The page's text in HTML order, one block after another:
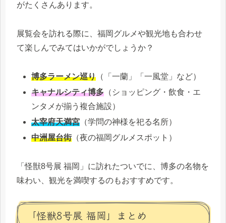
がたくさんあります。
展覧会を訪れる際に、福岡グルメや観光地も合わせ
て楽しんでみてはいかがでしょうか？
博多ラーメン巡り （「一蘭」「一風堂」など）
キャナルシティ博多 （ショッピング・飲食・エ
ンタメが揃う複合施設）
太宰府天満宮 （学問の神様を祀る名所）
中洲屋台街（夜の福岡グルメスポット）
「怪獣8号展 福岡」に訪れたついでに、博多の名物を
味わい、観光を満喫するのもおすすめです。
「怪獣8号展 福岡」まとめ